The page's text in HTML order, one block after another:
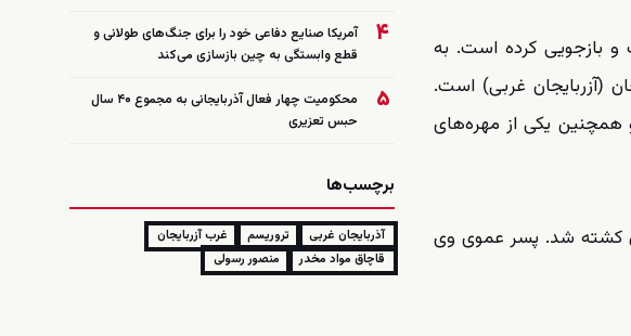
و بازجویی کرده است. به
(آزربایجان غربی) است.
همچنین یکی از مهره‌های
در دهه ۹۰ در درگیری با شبه نظامیان کشته شد. پسر عموی وی
۴
آمریکا صنایع دفاعی خود را برای جنگ‌های طولانی و
قطع وابستگی به چین بازسازی می‌کند
۵
محکومیت چهار فعال آذربایجانی به مجموع ۴۰ سال
حبس تعزیری
برچسب‌ها
آذربایجان غربی تروریسم
غرب آزربایجان
قاچاق مواد مخدر
منصور رسولی